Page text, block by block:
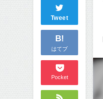
Tweet
B!
はてブ
Pocket